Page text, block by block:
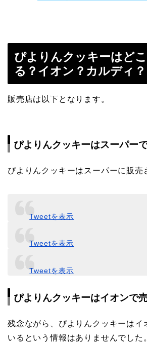
ぴよりんクッキーはど
る？イオン？カルディ？
販売店は以下となります。
ぴよりんクッキーはスーパー
ぴよりんクッキーはスーパーに販売
Tweetを表示
Tweetを表示
Tweetを表示
ぴよりんクッキーはイオンで
残念ながら、ぴよりんクッキーはイ
いるという情報はありませんでした